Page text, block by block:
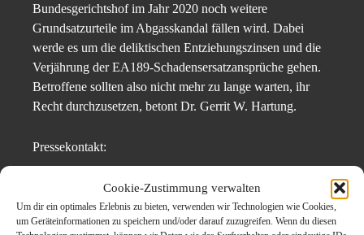
Cookie-Zustimmung verwalten
Um dir ein optimales Erlebnis zu bieten, verwenden wir Technologien wie Cookies,
um Geräteinformationen zu speichern und/oder darauf zuzugreifen. Wenn du diesen
Bundesgerichtshof im Jahr 2020 noch weitere
Grundsatzurteile im Abgasskandal fällen wird. Dabei
werde es um die deliktischen Entziehungszinsen und die
Verjährung der EA189-Schadensersatzansprüche gehen.
Betroffene sollten also nicht mehr zu lange warten, ihr
Recht durchzusetzen, betont Dr. Gerrit W. Hartung.
Pressekontakt:
Dr. Hartung Rechtsanwaltsgesellschaft mbH
Dr. Gerrit W. Hartung
Humboldtstraße 63